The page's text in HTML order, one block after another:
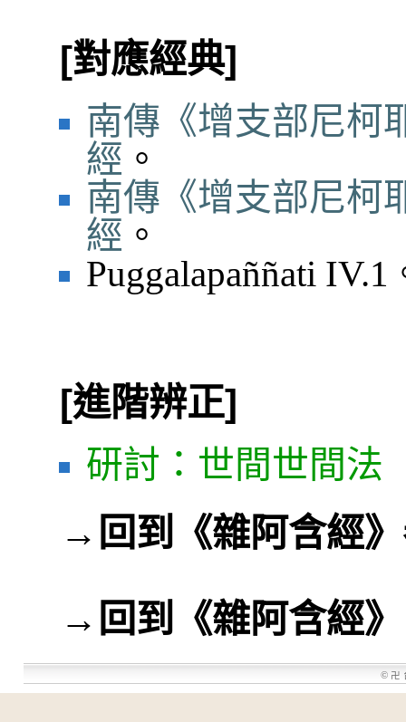
[對應經典]
南傳《增支部尼柯
經 。
南傳《增支部尼柯
經 。
Puggalapaññati IV.1
[進階辨正]
研討：世間世間法
→ 回到《雜阿含經
→ 回到《雜阿含經》
© 卍